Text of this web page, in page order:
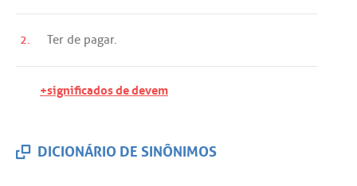
2. Ter de pagar.
+significados de devem
DICIONÁRIO DE SINÔNIMOS